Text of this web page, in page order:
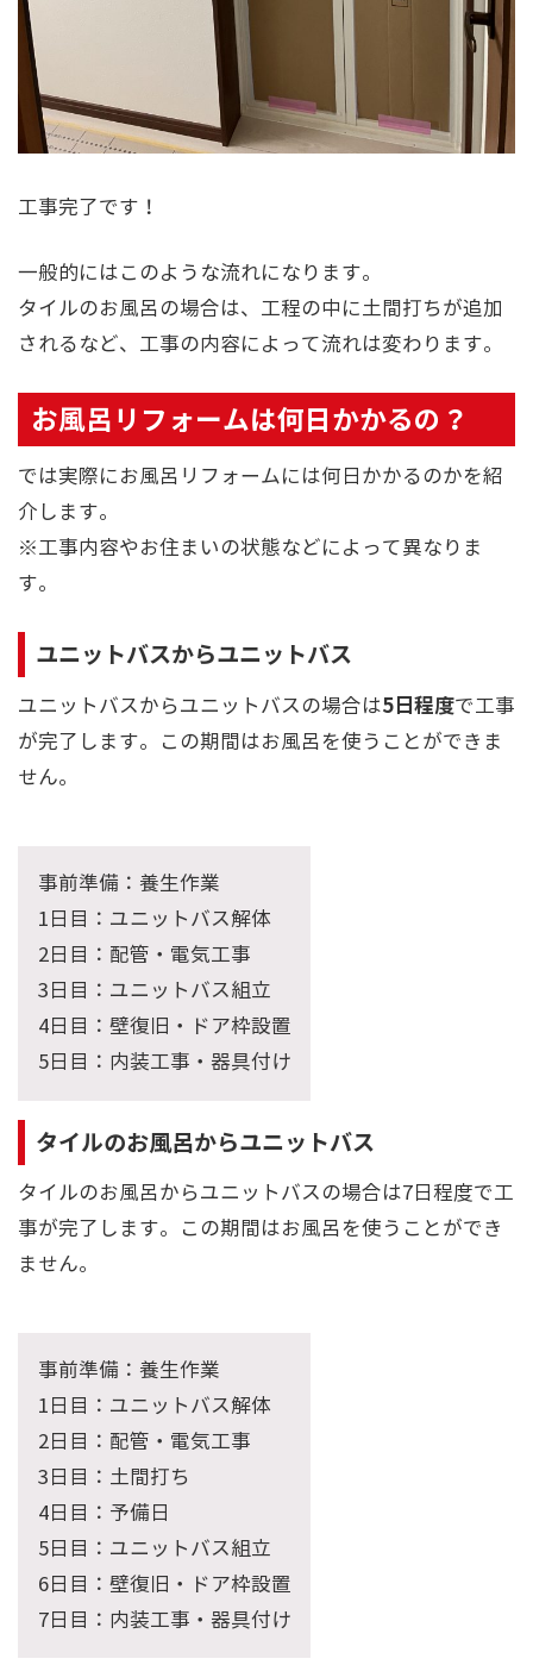
工事完了です！
一般的にはこのような流れになります。
タイルのお風呂の場合は、工程の中に土間打ちが追加
されるなど、工事の内容によって流れは変わります。
お風呂リフォームは何日かかるの？
では実際にお風呂リフォームには何日かかるのかを紹
介します。
※工事内容やお住まいの状態などによって異なりま
す。
ユニットバスからユニットバス
ユニットバスからユニットバスの場合は5日程度で工事
が完了します。この期間はお風呂を使うことができま
せん。
事前準備：養生作業
1日目：ユニットバス解体
2日目：配管・電気工事
3日目：ユニットバス組立
4日目：壁復旧・ドア枠設置
5日目：内装工事・器具付け
タイルのお風呂からユニットバス
タイルのお風呂からユニットバスの場合は7日程度で工
事が完了します。この期間はお風呂を使うことができ
ません。
事前準備：養生作業
1日目：ユニットバス解体
2日目：配管・電気工事
3日目：土間打ち
4日目：予備日
5日目：ユニットバス組立
6日目：壁復旧・ドア枠設置
7日目：内装工事・器具付け